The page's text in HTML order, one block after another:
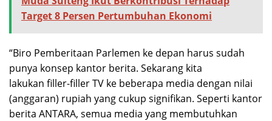
Target 8 Persen Pertumbuhan Ekonomi
“Biro Pemberitaan Parlemen ke depan harus sudah
punya konsep kantor berita. Sekarang kita
lakukan filler-filler TV ke beberapa media dengan nilai
(anggaran) rupiah yang cukup signifikan. Seperti kantor
berita ANTARA, semua media yang membutuhkan